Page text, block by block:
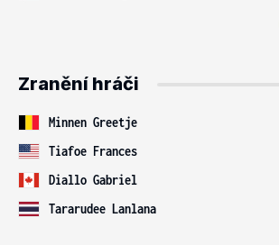
Zranění hráči
Minnen Greetje
Tiafoe Frances
Diallo Gabriel
Tararudee Lanlana